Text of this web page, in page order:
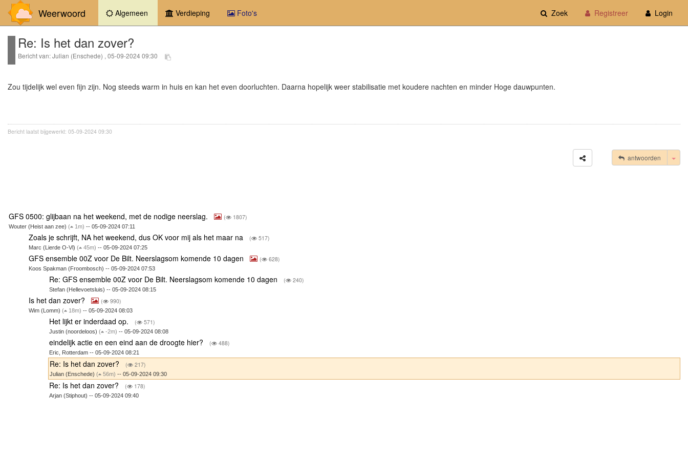
Weerwoord Algemeen (current)Verdieping Foto's Zoek Registreer Login
Re: Is het dan zover?
Bericht van: Julian (Enschede) , 05-09-2024 09:30
Zou tijdelijk wel even fijn zijn. Nog steeds warm in huis en kan het even doorluchten. Daarna hopelijk weer stabilisatie met koudere nachten en minder Hoge dauwpunten.
Bericht laatst bijgewerkt: 05-09-2024 09:30
antwoorden
GFS 0500: glijbaan na het weekend, met de nodige neerslag. ( 1807)
Wouter (Heist aan zee) ( 1m) -- 05-09-2024 07:11
Zoals je schrijft, NA het weekend, dus OK voor mij als het maar na ( 517)
Marc (Lierde O-Vl)( 45m) -- 05-09-2024 07:25
GFS ensemble 00Z voor De Bilt. Neerslagsom komende 10 dagen ( 628)
Koos Spakman (Froombosch) -- 05-09-2024 07:53
Re: GFS ensemble 00Z voor De Bilt. Neerslagsom komende 10 dagen ( 240)
Stefan (Hellevoetsluis) -- 05-09-2024 08:15
Is het dan zover? ( 990)
Wim (Lomm)( 18m) -- 05-09-2024 08:03
Het lijkt er inderdaad op. ( 571)
Justin (noordeloos) ( -2m) -- 05-09-2024 08:08
eindelijk actie en een eind aan de droogte hier? ( 488)
Eric, Rotterdam -- 05-09-2024 08:21
Re: Is het dan zover? ( 217)
Julian (Enschede) ( 56m) -- 05-09-2024 09:30
Re: Is het dan zover? ( 178)
Arjan (Stiphout) -- 05-09-2024 09:40